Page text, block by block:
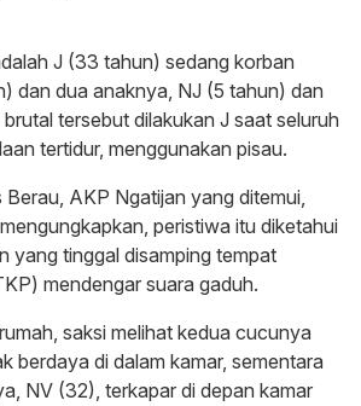
J (33 tahun) sedang korban
dan dua anaknya, NJ (5 tahun) dan
tersebut dilakukan J saat seluruh
tertidur, menggunakan pisau.
Berau, AKP Ngatijan yang ditemui,
peristiwa itu diketahui
yang tinggal disamping tempat
mendengar suara gaduh.
saksi melihat kedua cucunya
berdaya di dalam kamar, sementara
NV (32), terkapar di depan kamar